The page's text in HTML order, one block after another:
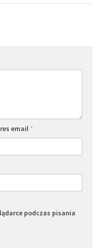
email*
podczas pisania